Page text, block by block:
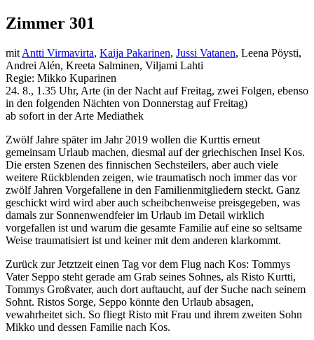
Zimmer 301
mit Antti Virmavirta, Kaija Pakarinen, Jussi Vatanen, Leena Pöysti,
Andrei Alén, Kreeta Salminen, Viljami Lahti
Regie: Mikko Kuparinen
24. 8., 1.35 Uhr, Arte (in der Nacht auf Freitag, zwei Folgen, ebenso
in den folgenden Nächten von Donnerstag auf Freitag)
ab sofort in der Arte Mediathek
Zwölf Jahre später im Jahr 2019 wollen die Kurttis erneut
gemeinsam Urlaub machen, diesmal auf der griechischen Insel Kos.
Die ersten Szenen des finnischen Sechsteilers, aber auch viele
weitere Rückblenden zeigen, wie traumatisch noch immer das vor
zwölf Jahren Vorgefallene in den Familienmitgliedern steckt. Ganz
geschickt wird wird aber auch scheibchenweise preisgegeben, was
damals zur Sonnenwendfeier im Urlaub im Detail wirklich
vorgefallen ist und warum die gesamte Familie auf eine so seltsame
Weise traumatisiert ist und keiner mit dem anderen klarkommt.
Zurück zur Jetztzeit einen Tag vor dem Flug nach Kos: Tommys
Vater Seppo steht gerade am Grab seines Sohnes, als Risto Kurtti,
Tommys Großvater, auch dort auftaucht, auf der Suche nach seinem
Sohnt. Ristos Sorge, Seppo könnte den Urlaub absagen,
vewahrheitet sich. So fliegt Risto mit Frau und ihrem zweiten Sohn
Mikko und dessen Familie nach Kos.